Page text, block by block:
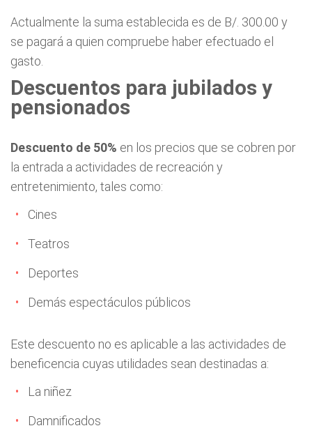
Actualmente la suma establecida es de B/. 300.00 y
se pagará a quien compruebe haber efectuado el
gasto.
Descuentos para jubilados y
pensionados
Descuento de 50% en los precios que se cobren por
la entrada a actividades de recreación y
entretenimiento, tales como:
Cines
Teatros
Deportes
Demás espectáculos públicos
Este descuento no es aplicable a las actividades de
beneficencia cuyas utilidades sean destinadas a:
La niñez
Damnificados